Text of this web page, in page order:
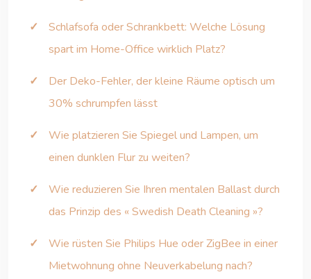
Schlafsofa oder Schrankbett: Welche Lösung
spart im Home-Office wirklich Platz?
Der Deko-Fehler, der kleine Räume optisch um
30% schrumpfen lässt
Wie platzieren Sie Spiegel und Lampen, um
einen dunklen Flur zu weiten?
Wie reduzieren Sie Ihren mentalen Ballast durch
das Prinzip des « Swedish Death Cleaning »?
Wie rüsten Sie Philips Hue oder ZigBee in einer
Mietwohnung ohne Neuverkabelung nach?